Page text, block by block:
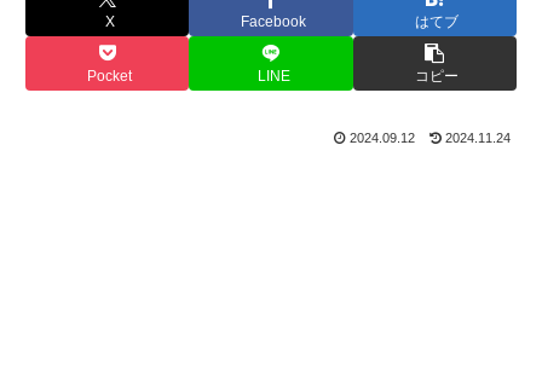
X Facebook はてブ
Pocket LINE コピー
2024.09.12 2024.11.24